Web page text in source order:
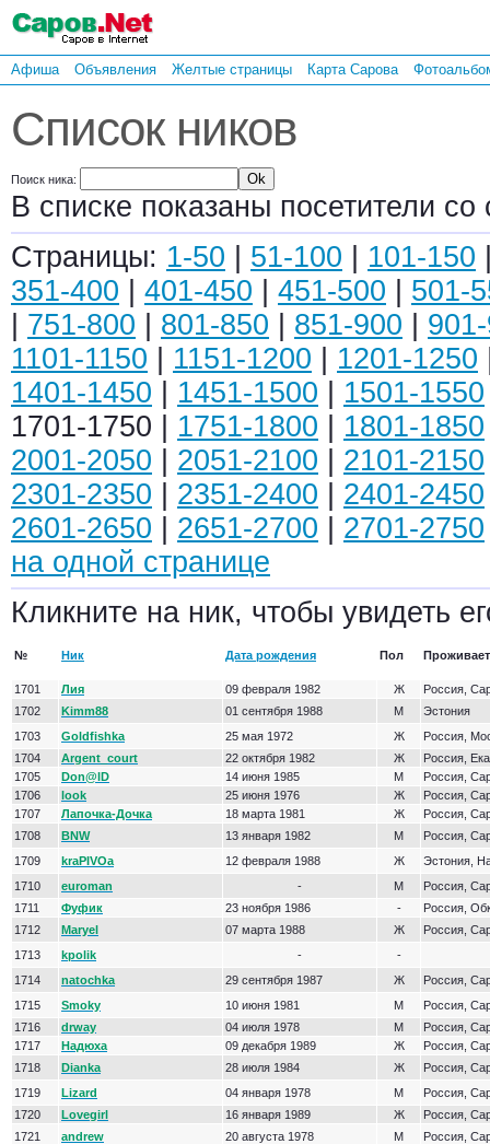
Афиша Объявления Желтые страницы Карта Сарова
Список ников
Поиск ника:
В списке показаны посетители
Страницы: 1-50 51-100 101-150
351-400
401-450 451-500
501-
751-800 801-850 851-900
1101-1150
1151-1200 1201-1250
1401-1450
1451-1500 1501-1550
1701-1750 | 1751-1800 1801-1850
2001-2050
2051-2100 2101-2150
2301-2350
2351-2400 2401-2450
2601-2650
2651-2700 2701-2750
на одной странице
Кликните на ник, чтобы увидеть
№ Ник Дата рождения Пол Проживает
1701 Лия 09 февраля 1982 Ж
Россия,
1702
Kimm88 01 сентября 1988 М
Эстония
1703
Goldfishka 25 мая 1972 Ж
Россия,
1704
Argent_court 22 октября 1982 Ж
Россия,
1705
Don@lD 14 июня 1985 М
Россия,
1706
look 25 июня 1976 Ж
Россия,
1707
Лапочка-Дочка 18 марта 1981 Ж
Россия,
1708
BNW 13 января 1982 М
Россия,
1709
kraPIVOa 12 февраля 1988 Ж
Эстония,
1710
euroman - М
Россия,
1711
Фуфик 23 ноября 1986 -
Россия,
1712
Maryel 07 марта 1988 Ж
Россия,
1713
kpolik -
-
1714
natochka 29 сентября 1987 Ж
Россия,
1715
Smoky 10 июня 1981 М
Россия,
1716
drway 04 июля 1978 М
Россия,
1717
Надюха 09 декабря 1989 Ж
Россия,
1718
Dianka 28 июля 1984 Ж
Россия,
1719
Lizard 04 января 1978 М
Россия,
1720
Lovegirl 16 января 1989 Ж
Россия,
1721
andrew 20 августа 1978 М
Россия,